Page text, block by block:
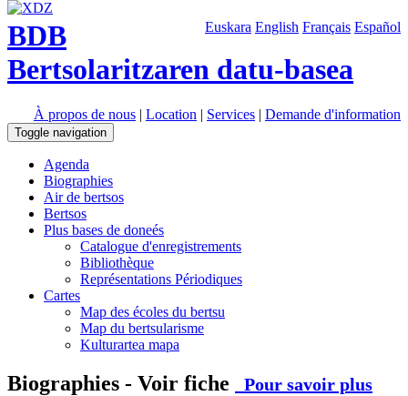
Euskara English Français Español
BDB
Bertsolaritzaren datu-basea
À propos de nous | Location | Services | Demande d'information
Toggle navigation
Agenda
Biographies
Air de bertsos
Bertsos
Plus bases de doneés
Catalogue d'enregistrements
Bibliothèque
Représentations Périodiques
Cartes
Map des écoles du bertsu
Map du bertsularisme
Kulturartea mapa
Biographies - Voir fiche
Pour savoir plus